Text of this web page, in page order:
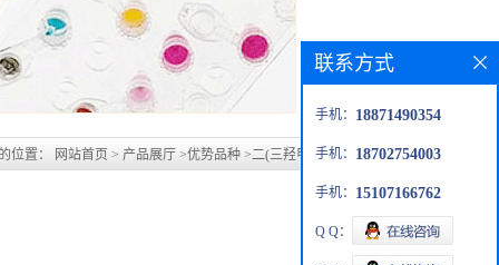
位置： 网站首页 > 产品展厅 >优势品种 >二(三羟甲基丙烷)四丙烯酸
联系方式
手机： 18871490354
手机： 18702754003
手机： 15107166762
Q Q：